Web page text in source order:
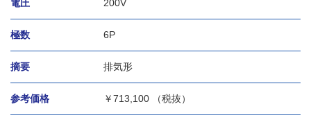
電圧 200V
極数 6P
摘要 排気形
参考価格 ￥713,100 （税抜）